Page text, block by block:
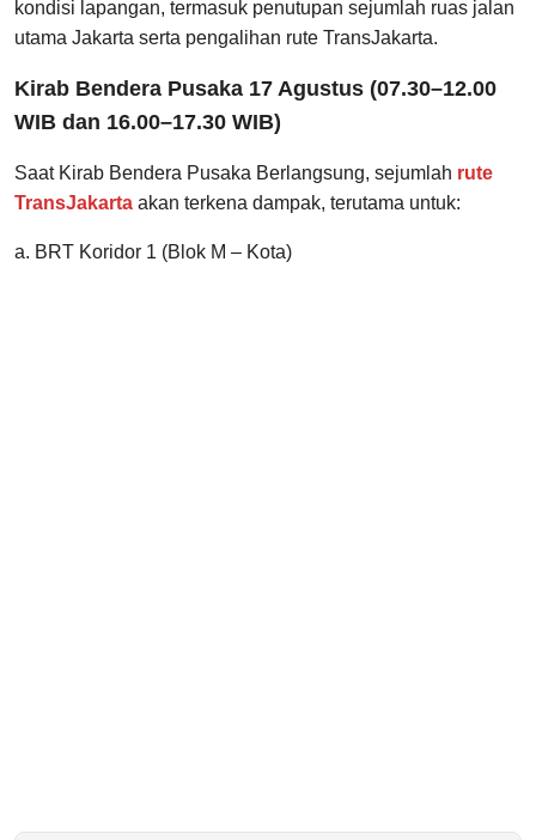
kondisi lapangan, termasuk penutupan sejumlah ruas jalan
utama Jakarta serta pengalihan rute TransJakarta.
Kirab Bendera Pusaka 17 Agustus (07.30–12.00
WIB dan 16.00–17.30 WIB)
Saat Kirab Bendera Pusaka Berlangsung, sejumlah rute
TransJakarta akan terkena dampak, terutama untuk:
a. BRT Koridor 1 (Blok M – Kota)